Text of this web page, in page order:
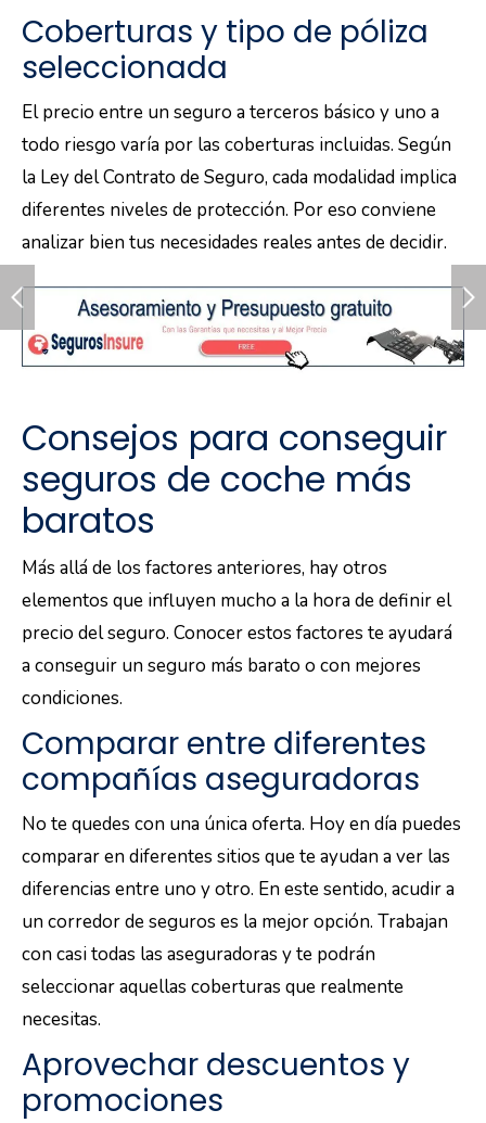
Coberturas y tipo de póliza
seleccionada
El precio entre un seguro a terceros básico y uno a
todo riesgo varía por las coberturas incluidas. Según
la Ley del Contrato de Seguro, cada modalidad implica
diferentes niveles de protección. Por eso conviene
analizar bien tus necesidades reales antes de decidir.
Consejos para conseguir
seguros de coche más
baratos
Más allá de los factores anteriores, hay otros
elementos que influyen mucho a la hora de definir el
precio del seguro. Conocer estos factores te ayudará
a conseguir un seguro más barato o con mejores
condiciones.
Comparar entre diferentes
compañías aseguradoras
No te quedes con una única oferta. Hoy en día puedes
comparar en diferentes sitios que te ayudan a ver las
diferencias entre uno y otro. En este sentido, acudir a
un corredor de seguros es la mejor opción. Trabajan
con casi todas las aseguradoras y te podrán
seleccionar aquellas coberturas que realmente
necesitas.
Aprovechar descuentos y
promociones